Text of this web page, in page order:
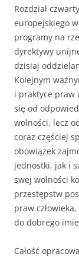
Rozdział
europejskiego
programy na
dyrektywy
dzisiaj
Kolejnym
i praktyce praw
się od
wolności, lecz
coraz częściej
obowiązek
jednostki, jak i
swej wolności
przestępstw
praw
do dobrego
Całość